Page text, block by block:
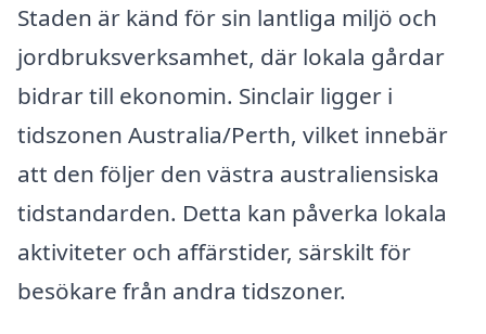
Staden är känd för sin lantliga miljö och
jordbruksverksamhet, där lokala gårdar
bidrar till ekonomin. Sinclair ligger i
tidszonen Australia/Perth, vilket innebär
att den följer den västra australiensiska
tidstandarden. Detta kan påverka lokala
aktiviteter och affärstider, särskilt för
besökare från andra tidszoner.